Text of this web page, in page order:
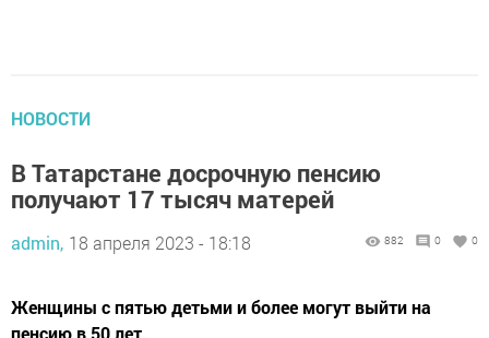
НОВОСТИ
В Татарстане досрочную пенсию
получают 17 тысяч матерей
admin, 18 апреля 2023 - 18:18 882 0 0
Женщины с пятью детьми и более могут выйти на
пенсию в 50 лет.